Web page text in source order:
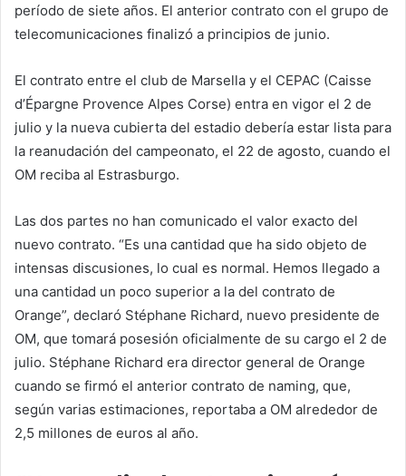
período de siete años. El anterior contrato con el grupo de
telecomunicaciones finalizó a principios de junio.
El contrato entre el club de Marsella y el CEPAC (Caisse
d’Épargne Provence Alpes Corse) entra en vigor el 2 de
julio y la nueva cubierta del estadio debería estar lista para
la reanudación del campeonato, el 22 de agosto, cuando el
OM reciba al Estrasburgo.
Las dos partes no han comunicado el valor exacto del
nuevo contrato. “Es una cantidad que ha sido objeto de
intensas discusiones, lo cual es normal. Hemos llegado a
una cantidad un poco superior a la del contrato de
Orange”, declaró Stéphane Richard, nuevo presidente de
OM, que tomará posesión oficialmente de su cargo el 2 de
julio. Stéphane Richard era director general de Orange
cuando se firmó el anterior contrato de naming, que,
según varias estimaciones, reportaba a OM alrededor de
2,5 millones de euros al año.